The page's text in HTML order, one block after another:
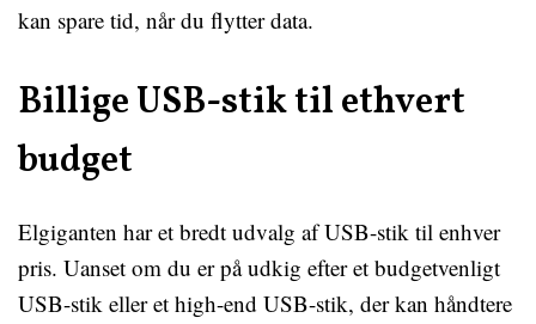
kan spare tid, når du flytter data.
Billige USB-stik til ethvert
budget
Elgiganten har et bredt udvalg af USB-stik til enhver
pris. Uanset om du er på udkig efter et budgetvenligt
USB-stik eller et high-end USB-stik, der kan håndtere